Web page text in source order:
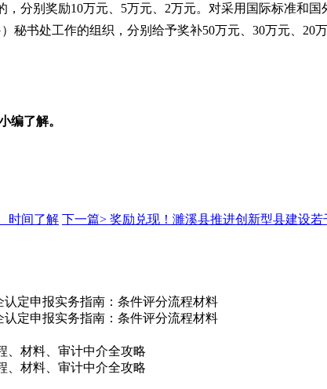
分别奖励10万元、5万元、2万元。对采用国际标准和
书处工作的组织，分别给予奖补50万元、30万元、20
编了解。
时间了解 下一篇> 奖励兑现！濉溪县推进创新型县建设
认定申报实务指南：条件评分流程材料
认定申报实务指南：条件评分流程材料
、材料、审计中介全攻略
、材料、审计中介全攻略